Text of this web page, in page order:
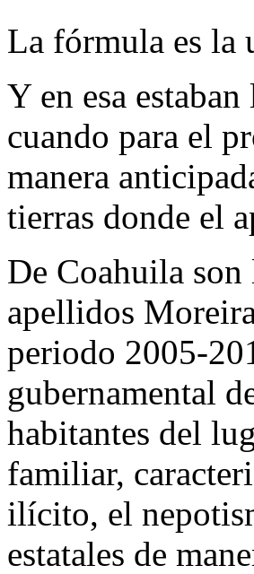
La fórmula es la
Y en esa
cuando para el
manera
tierras donde el
De Coahuila
apellidos
periodo 2005-
gubernamental
habitantes del
familiar,
ilícito, el
estatales de